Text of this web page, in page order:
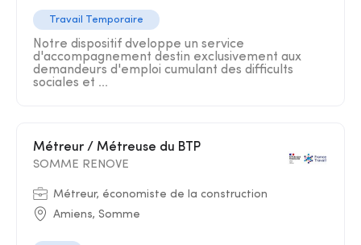
Travail Temporaire
Notre dispositif dveloppe un service
d'accompagnement destin exclusivement aux
demandeurs d'emploi cumulant des difficults
sociales et ...
Métreur / Métreuse du BTP
SOMME RENOVE
Métreur, économiste de la construction
Amiens, Somme